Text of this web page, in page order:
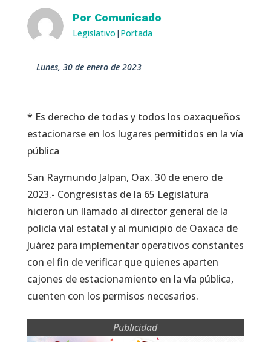
Por Comunicado
Legislativo | Portada
lunes, 30 de enero de 2023
* Es derecho de todas y todos los oaxaqueños
estacionarse en los lugares permitidos en la vía
pública
San Raymundo Jalpan, Oax. 30 de enero de
2023.- Congresistas de la 65 Legislatura
hicieron un llamado al director general de la
policía vial estatal y al municipio de Oaxaca de
Juárez para implementar operativos constantes
con el fin de verificar que quienes aparten
cajones de estacionamiento en la vía pública,
cuenten con los permisos necesarios.
Publicidad